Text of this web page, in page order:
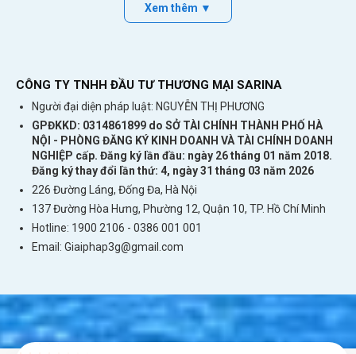
Bảng giá thuê wifi đi Oman
nhu cầu của quý khách. Bạn có thể lựa chọn gói
tốc độ cao không giới hạn dung lượng hoặc gói
data giới hạn. Giá thuê trọn gói 1 ngày, bạn
Xem thêm ▼
CÔNG TY TNHH ĐẦU TƯ THƯƠNG MẠI SARINA
Người đại diện pháp luật: NGUYỄN THỊ PHƯƠNG
GPĐKKD: 0314861899 do SỞ TÀI CHÍNH THÀNH PHỐ HÀ
NỘI - PHÒNG ĐĂNG KÝ KINH DOANH VÀ TÀI CHÍNH DOANH
NGHIỆP cấp. Đăng ký lần đầu: ngày 26 tháng 01 năm 2018.
Đăng ký thay đổi lần thứ: 4, ngày 31 tháng 03 năm 2026
226 Đường Láng, Đống Đa, Hà Nội
137 Đường Hòa Hưng, Phường 12, Quận 10, TP. Hồ Chí Minh
Hotline: 1900 2106 - 0386 001 001
Email: Giaiphap3g@gmail.com